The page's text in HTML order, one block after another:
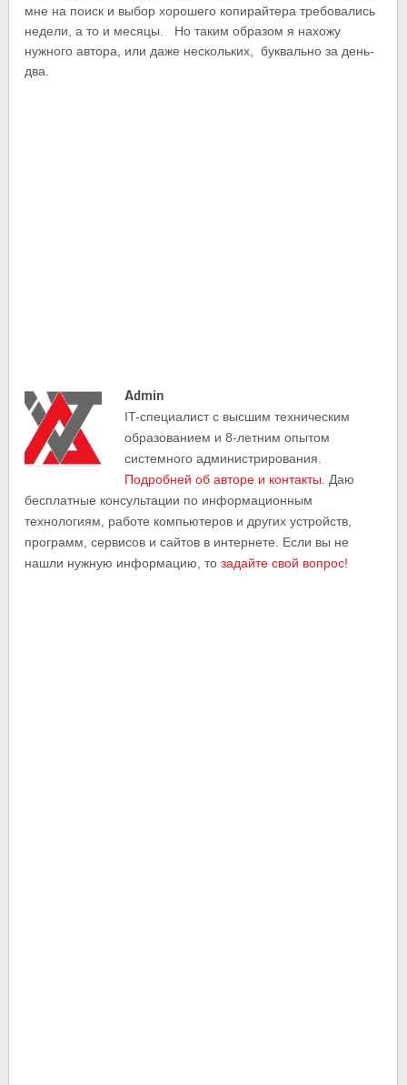
мне на поиск и выбор хорошего копирайтера требовались
недели, а то и месяцы. Но таким образом я нахожу
нужного автора, или даже нескольких, буквально за день-
два.
Admin
IT-cпециалист с высшим техническим
образованием и 8-летним опытом
системного администрирования.
Подробней об авторе и контакты . Даю
бесплатные консультации по информационным
технологиям, работе компьютеров и других устройств,
программ, сервисов и сайтов в интернете. Если вы не
нашли нужную информацию, тозадайте свой вопрос!